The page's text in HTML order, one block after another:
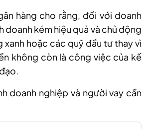
hàng cho rằng, đối với doanh
doanh kém hiệu quả và chủ động
hoặc các quỹ đầu tư thay vì
không còn là công việc của kế
doanh nghiệp và người vay cần